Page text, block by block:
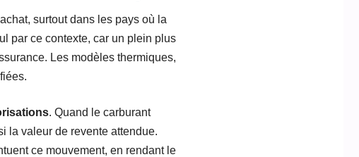
surtout dans les pays où la
par ce contexte, car un plein plus
Les modèles thermiques,
. Quand le carburant
la valeur de revente attendue.
ce mouvement, en rendant le